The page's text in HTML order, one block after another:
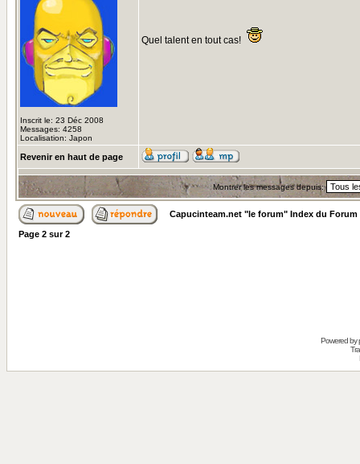
Inscrit le: 23 Déc 2008
Messages: 4258
Localisation: Japon
Quel talent en tout cas!
Revenir en haut de page
Montrer les messages depuis:
Capucinteam.net "le forum" Index du Forum
Page 2 sur2
Powered by